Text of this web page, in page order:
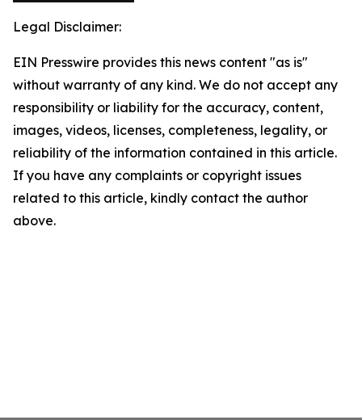
Legal Disclaimer:
EIN Presswire provides this news content "as is"
without warranty of any kind. We do not accept any
responsibility or liability for the accuracy, content,
images, videos, licenses, completeness, legality, or
reliability of the information contained in this article.
If you have any complaints or copyright issues
related to this article, kindly contact the author
above.